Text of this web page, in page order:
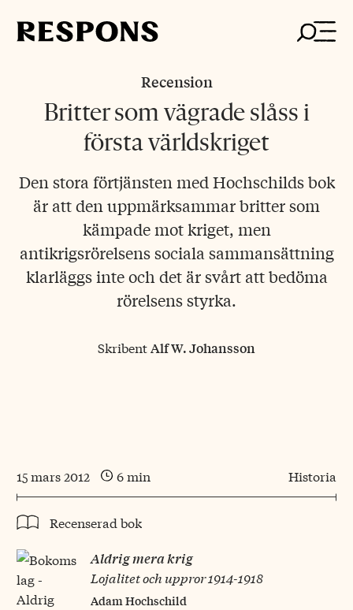
Recension
Britter som vägrade slåss i
första världskriget
Den stora förtjänsten med Hochschilds bok
är att den uppmärksammar britter som
kämpade mot kriget, men
antikrigsrörelsens sociala sammansättning
klarläggs inte och det är svårt att bedöma
rörelsens styrka.
SkribentAlf W. Johansson
15 mars 2012 6 min Historia
Recenserad bok
Aldrig mera krig
Lojalitet och uppror 1914-1918
Adam Hochschild